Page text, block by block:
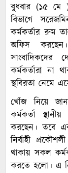
বুধবার (১৫ মে
বিভাগে
কর্মকর্তার রুম
অফিস
সাংবাদিকদের
কর্মকর্তারা না
স্থবিরতা নেমে
খোঁজ নিয়ে
কর্মকর্তা
করছেন। তবে
নির্বাহী
থাকায় সকল
করতে হলো। এ